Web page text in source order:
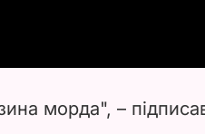
морда", –